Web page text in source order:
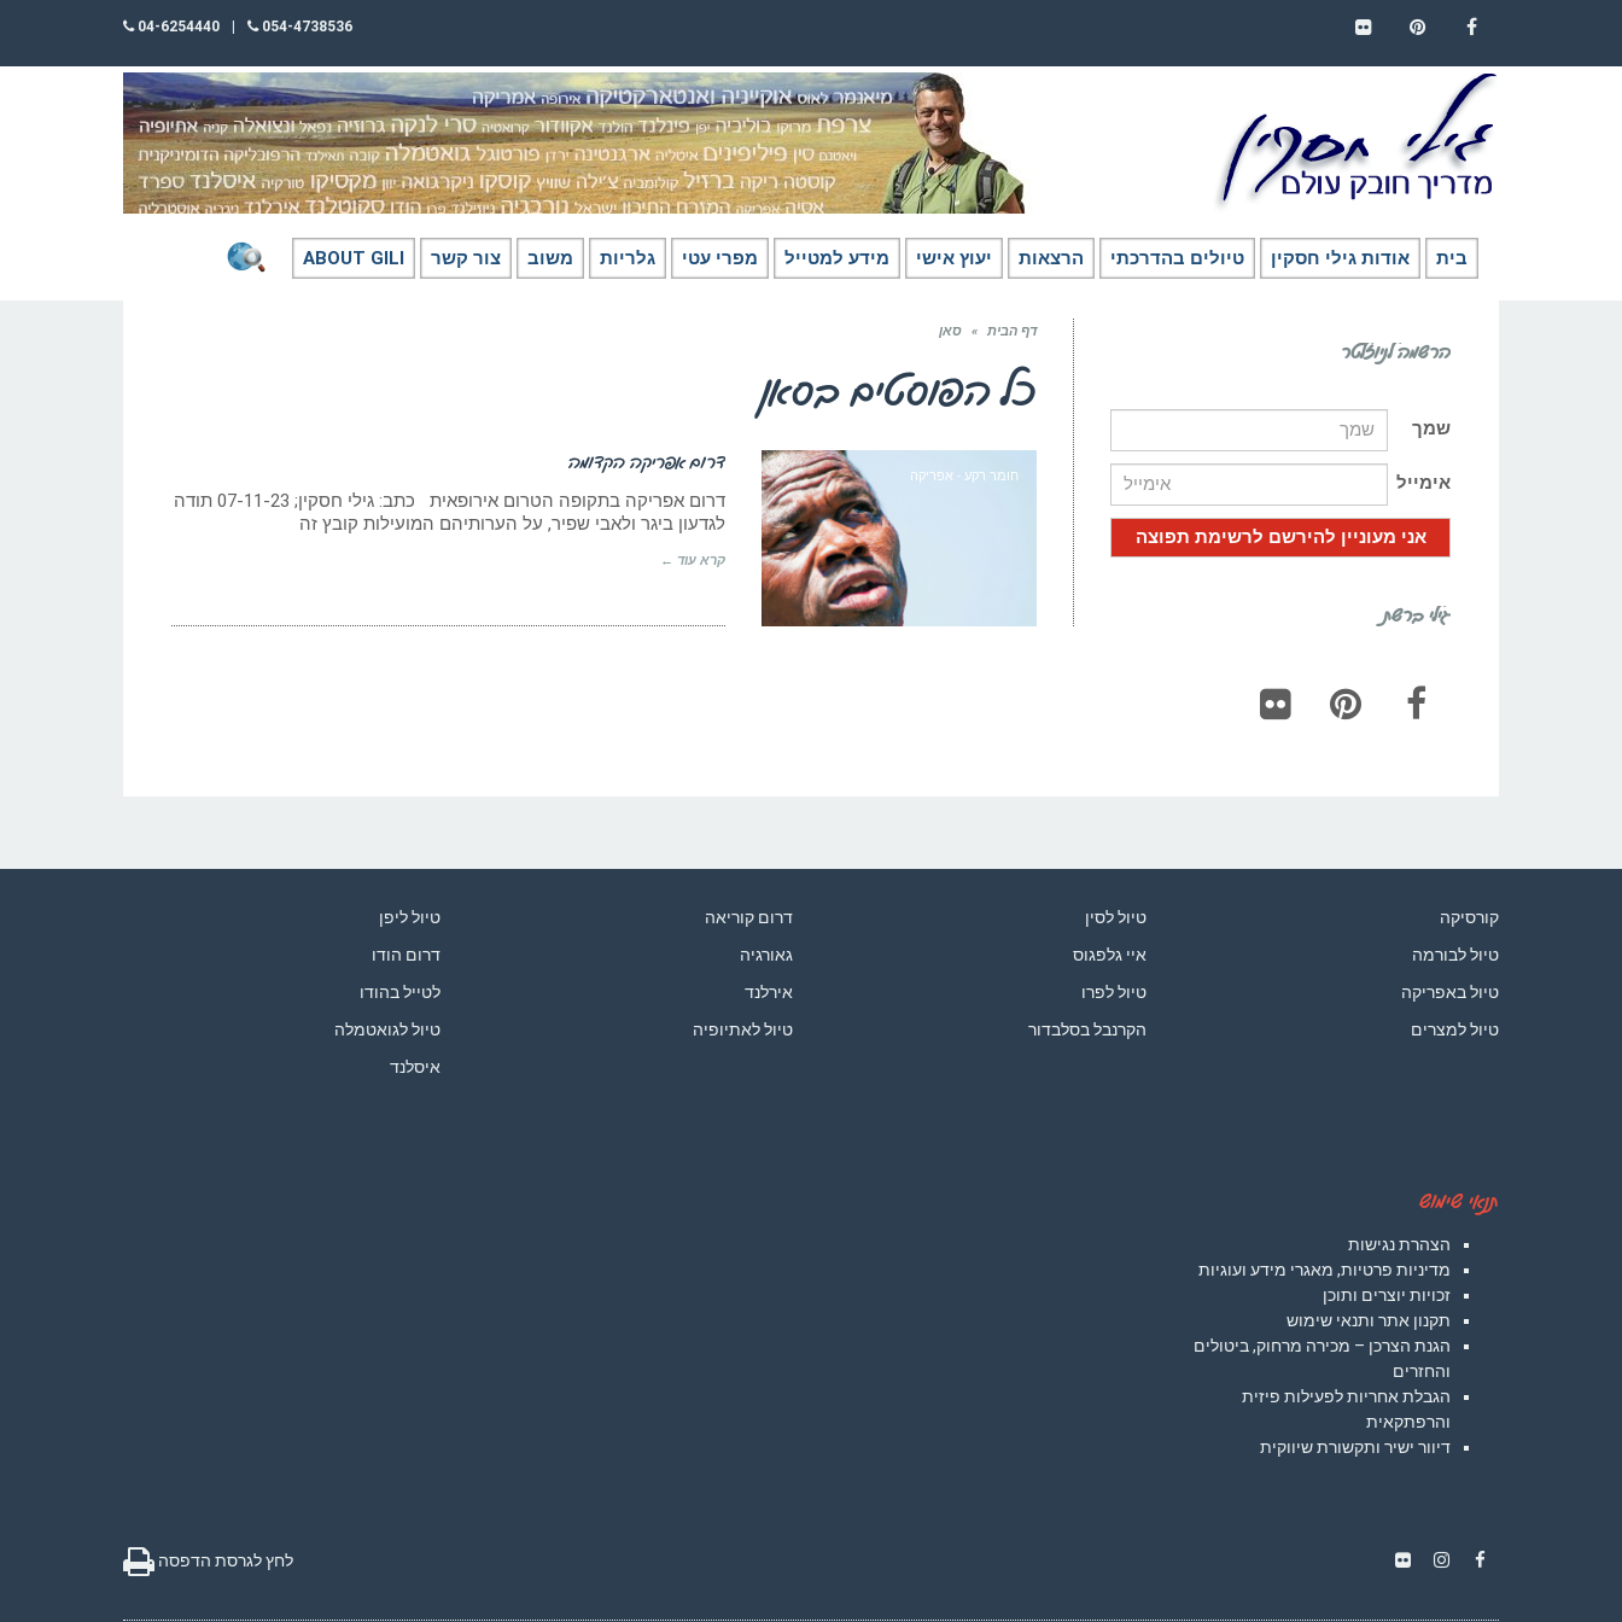
054-4738536
04-6254440
בית אודות גילי חסקין טיולים בהדרכתי הרצאות יעוץ אישי מידע למטייל מפרי עטי גלריות משוב צור קשר ABOUT GILI
דף הבית » סאן
כל הפוסטים בסאן
חומר רקע - אפריקה
דרום אפריקה הקדומה
דרום אפריקה בתקופה הטרום אירופאית כתב: גילי חסקין; 07-11-23 תודה
לגדעון ביגר ולאבי שפיר, על הערותיהם המועילות קובץ זה
קרא עוד ←
הרשמה לניוזלטר
שמך
אימייל
גילי ברשת
קורסיקה
טיול לבורמה
טיול באפריקה
טיול למצרים
טיול לסין
איי גלפגוס
טיול לפרו
הקרנבל בסלבדור
דרום קוריאה
גאורגיה
אירלנד
טיול לאתיופיה
טיול ליפן
דרום הודו
לטייל בהודו
טיול לגואטמלה
איסלנד
תנאי שימוש
הצהרת נגישות
מדיניות פרטיות, מאגרי מידע ועוגיות
זכויות יוצרים ותוכן
תקנון אתר ותנאי שימוש
הגנת הצרכן – מכירה מרחוק, ביטולים
והחזרים
הגבלת אחריות לפעילות פיזית
והרפתקאית
דיוור ישיר ותקשורת שיווקית
לחץ לגרסת הדפסה